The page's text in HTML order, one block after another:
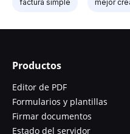
factura simple mejor
Productos
Editor de PDF
Formularios y plantillas
Firmar documentos
Estado del servidor